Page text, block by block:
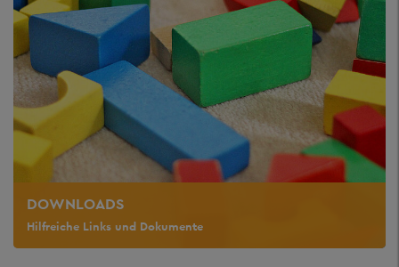
DOWNLOADS
Hilfreiche Links und Dokumente